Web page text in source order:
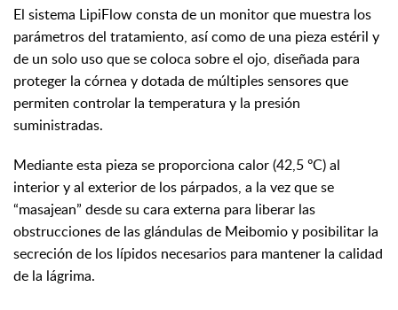
El sistema LipiFlow consta de un monitor que muestra los
parámetros del tratamiento, así como de una pieza estéril y
de un solo uso que se coloca sobre el ojo, diseñada para
proteger la córnea y dotada de múltiples sensores que
permiten controlar la temperatura y la presión
suministradas.
Mediante esta pieza se proporciona calor (42,5 ºC) al
interior y al exterior de los párpados, a la vez que se
“masajean” desde su cara externa para liberar las
obstrucciones de las glándulas de Meibomio y posibilitar la
secreción de los lípidos necesarios para mantener la calidad
de la lágrima.